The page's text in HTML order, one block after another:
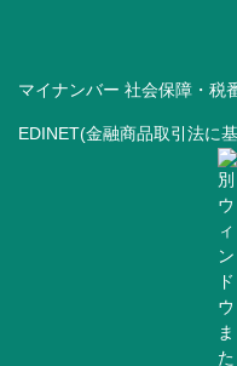
マイナンバー 社会保障・税
EDINET(金融商品取引法に